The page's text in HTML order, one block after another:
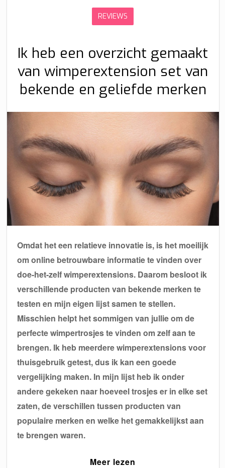
REVIEWS
Ik heb een overzicht gemaakt
van wimperextension set van
bekende en geliefde merken
Omdat het een relatieve innovatie is, is het moeilijk
om online betrouwbare informatie te vinden over
doe-het-zelf wimperextensions. Daarom besloot ik
verschillende producten van bekende merken te
testen en mijn eigen lijst samen te stellen.
Misschien helpt het sommigen van jullie om de
perfecte wimpertrosjes te vinden om zelf aan te
brengen. Ik heb meerdere wimperextensions voor
thuisgebruik getest, dus ik kan een goede
vergelijking maken. In mijn lijst heb ik onder
andere gekeken naar hoeveel trosjes er in elke set
zaten, de verschillen tussen producten van
populaire merken en welke het gemakkelijkst aan
te brengen waren.
Meer lezen